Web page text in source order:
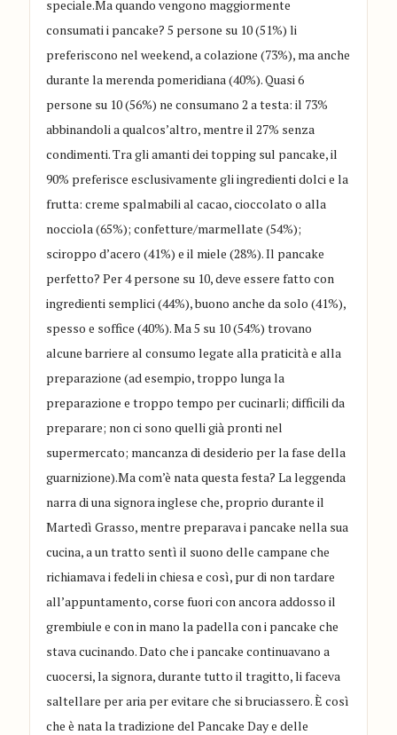
speciale.Ma quando vengono maggiormente
consumati i pancake? 5 persone su 10 (51%) li
preferiscono nel weekend, a colazione (73%), ma anche
durante la merenda pomeridiana (40%). Quasi 6
persone su 10 (56%) ne consumano 2 a testa: il 73%
abbinandoli a qualcos’altro, mentre il 27% senza
condimenti. Tra gli amanti dei topping sul pancake, il
90% preferisce esclusivamente gli ingredienti dolci e la
frutta: creme spalmabili al cacao, cioccolato o alla
nocciola (65%); confetture/marmellate (54%);
sciroppo d’acero (41%) e il miele (28%). Il pancake
perfetto? Per 4 persone su 10, deve essere fatto con
ingredienti semplici (44%), buono anche da solo (41%),
spesso e soffice (40%). Ma 5 su 10 (54%) trovano
alcune barriere al consumo legate alla praticità e alla
preparazione (ad esempio, troppo lunga la
preparazione e troppo tempo per cucinarli; difficili da
preparare; non ci sono quelli già pronti nel
supermercato; mancanza di desiderio per la fase della
guarnizione).Ma com’è nata questa festa? La leggenda
narra di una signora inglese che, proprio durante il
Martedì Grasso, mentre preparava i pancake nella sua
cucina, a un tratto sentì il suono delle campane che
richiamava i fedeli in chiesa e così, pur di non tardare
all’appuntamento, corse fuori con ancora addosso il
grembiule e con in mano la padella con i pancake che
stava cucinando. Dato che i pancake continuavano a
cuocersi, la signora, durante tutto il tragitto, li faceva
saltellare per aria per evitare che si bruciassero. È così
che è nata la tradizione del Pancake Day e delle